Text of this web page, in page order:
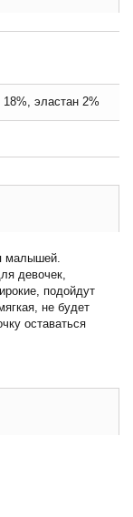
эластан 2%
малышей.
девочек,
подойдут
не будет
оставаться